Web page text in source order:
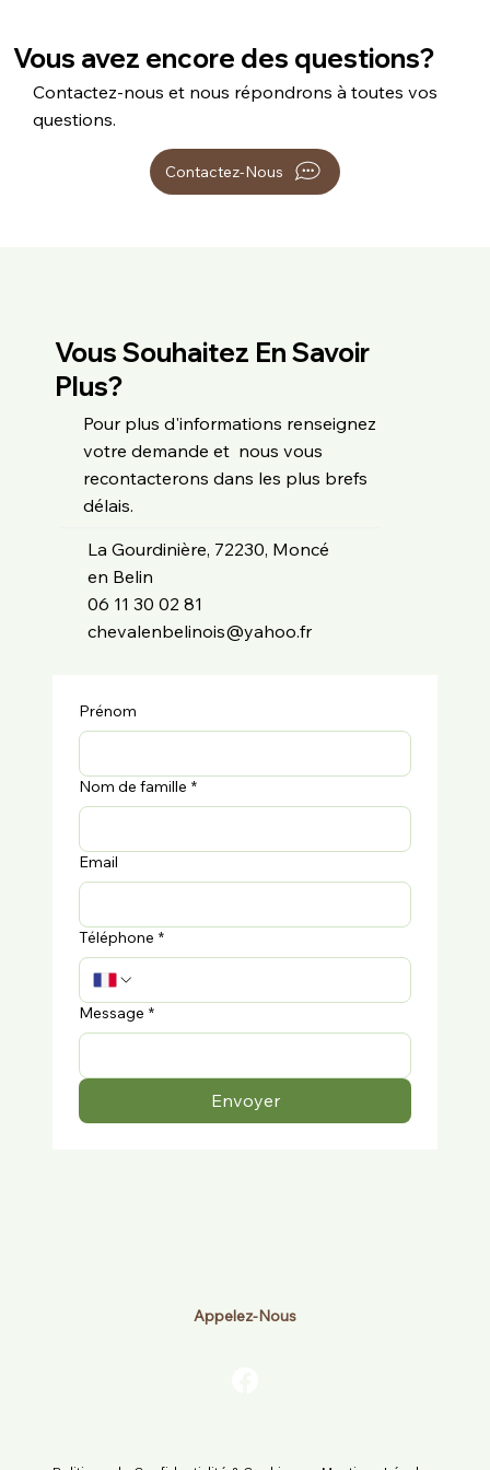
proches et aimez profiter du paysage bocager en
arrivant.
déplacements encadrés pour débuter ou se
perfectionner en concours. Contactez-nous pour
connaître les prochaines sorties.
Vous avez encore des questions?
Contactez-nous et nous répondrons à toutes vos
questions.
Contactez-Nous
Appelez-Nous
Prénom
Nom de famille *
Email
Téléphone *
Message *
Envoyer
Vous Souhaitez En Savoir
Plus?
Pour plus d'informations renseignez
votre demande et nous vous
recontacterons dans les plus brefs
délais.
La Gourdinière, 72230, Moncé
en Belin
06 11 30 02 81
chevalenbelinois@yahoo.fr